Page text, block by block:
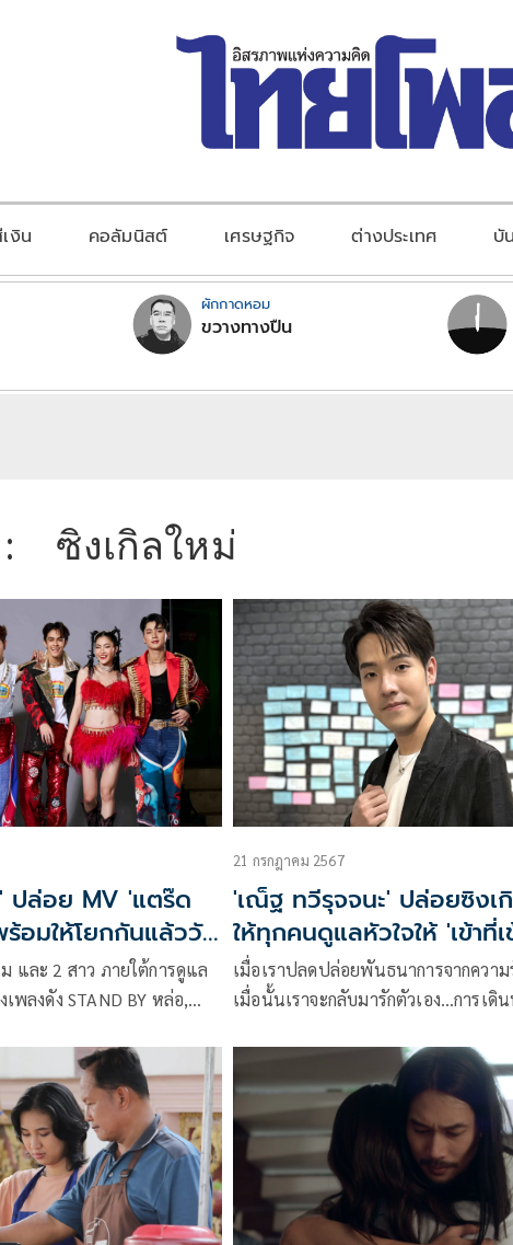
งิน คอลัมนิสต์ เศรษฐกิจ ต่างประเทศ บั
ผักกาดหอม
ขวางทางปืน
ซิงเกิลใหม่
ปล่อย MV 'แตร๊ด
อมให้โยกกันแล้ววัน
และ 2 สาว ภายใต้การดูแล
พลงดัง STAND BY หล่อ,
6 สมาชิก เอ็มโบ, นุ, ติณติณ,
จักรพันธ์”
21 กรกฎาคม 2567
'เณ็ฐ ทวีรุจจนะ' ปล่อยซิงเ
ให้ทุกคนดูแลหัวใจให้ 'เข้าที่เ
เมื่อเราปลดปล่อยพันธนาการจากควา
เมื่อนั้นเราจะกลับมารักตัวเอง…การเดิ
จนะ)” กับซิงเกิลที่สอง “เข้าที่เข้าทาง
บอกว่าไม่ค่อยมั่นใจเพราะต้องถอดเสื้อ
แต่ก็ถือว่าเป็นการเดินทางครั้งใหม่ที่ปร
อยู่ไม่น้อย